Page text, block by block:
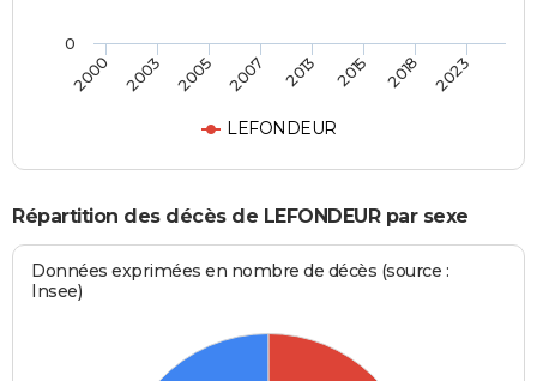
LEFONDEUR
2000 2003 2005 2007 2013 2015 2018 2023
0
Répartition des décès de LEFONDEUR par sexe
Données exprimées en nombre de décès (source :
Insee)